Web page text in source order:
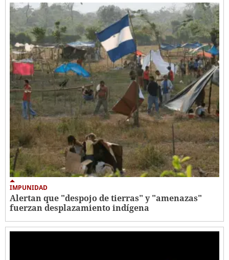
IMPUNIDAD
Alertan que "despojo de tierras" y "amenazas"
fuerzan desplazamiento indígena